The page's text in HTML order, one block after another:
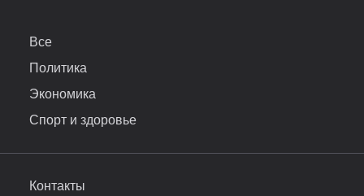
Все
Политика
Экономика
Спорт и здоровье
Контакты